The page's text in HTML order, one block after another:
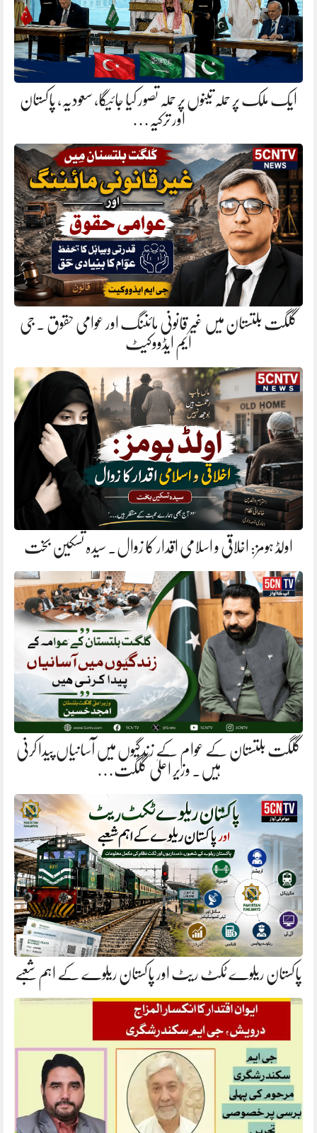
ایک ملک پر حملہ تینوں پر حملہ تصور کیا جائیگا، سعودیہ، پاکستان
اور ترکیہ…
گلگت بلتستان میں غیر قانونی مائننگ اور عوامی حقوق . جی
ایم ایڈووکیٹ
اولڈ ہومز: اخلاقی و اسلامی اقدار کا زوال. سیدہ تسکین بخت
گلگت بلتستان کے عوام کے زندگیوں میں آسانیاں پیدا کرنی
ہیں. وزیر اعلیٰ گلگت…
پاکستان ریلوے ٹکٹ ریٹ اور پاکستان ریلوے کے اہم شعبے